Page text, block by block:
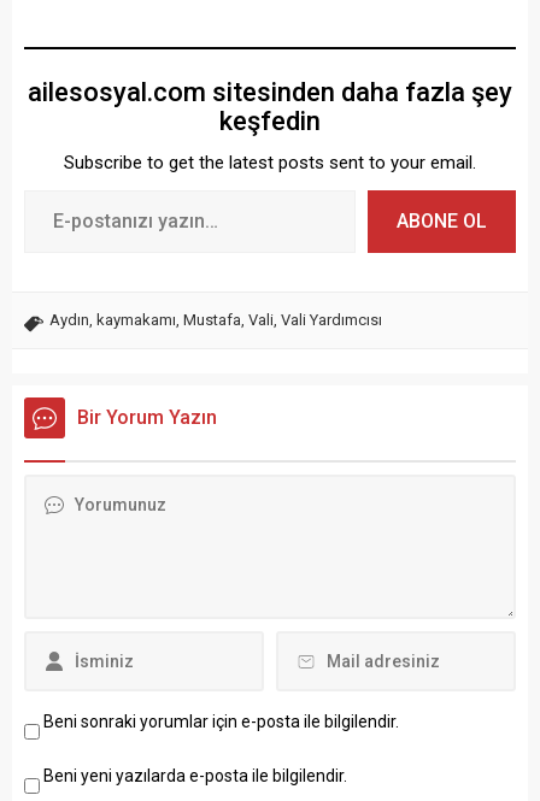
ailesosyal.com sitesinden daha fazla şey
keşfedin
Subscribe to get the latest posts sent to your email.
ABONE OL
Aydın kaymakamı Mustafa Vali Vali Yardımcısı
Bir Yorum Yazın
Beni sonraki yorumlar için e-posta ile bilgilendir.
Beni yeni yazılarda e-posta ile bilgilendir.